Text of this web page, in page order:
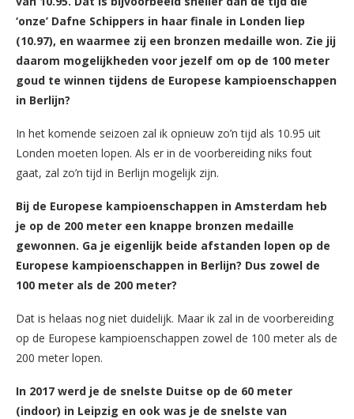
‘onze’ Dafne Schippers in haar finale in Londen liep
(10.97), en waarmee zij een bronzen medaille won. Zie jij
daarom mogelijkheden voor jezelf om op de 100 meter
goud te winnen tijdens de Europese kampioenschappen
in Berlijn?
In het komende seizoen zal ik opnieuw zo’n tijd als 10.95 uit
Londen moeten lopen. Als er in de voorbereiding niks fout
gaat, zal zo’n tijd in Berlijn mogelijk zijn.
Bij de Europese kampioenschappen in Amsterdam heb
je op de 200 meter een knappe bronzen medaille
gewonnen. Ga je eigenlijk beide afstanden lopen op de
Europese kampioenschappen in Berlijn? Dus zowel de
100 meter als de 200 meter?
Dat is helaas nog niet duidelijk. Maar ik zal in de voorbereiding
op de Europese kampioenschappen zowel de 100 meter als de
200 meter lopen.
In 2017 werd je de snelste Duitse op de 60 meter
(indoor) in Leipzig en ook was je de snelste van